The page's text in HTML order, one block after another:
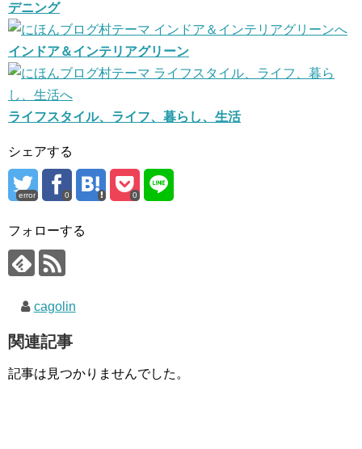
デニング
インドア＆インテリアグリーン
ライフスタイル、ライフ、暮らし、生活
シェアする
error 0 0
フォローする
cagolin
関連記事
記事は見つかりませんでした。